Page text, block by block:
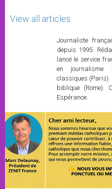
View all articles
Journaliste
depuis 1995.
lancé le service
en journalisme
classiques (Paris).
biblique (Rome).
Espérance.